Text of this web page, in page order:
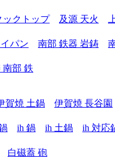
ックトップ 及源 天火
パン 南部 鉄器 岩鋳
南部 鉄
賀焼 土鍋
伊賀焼 長谷園
ih 鍋 ih 土鍋
ih 対応
白磁蓋 砲